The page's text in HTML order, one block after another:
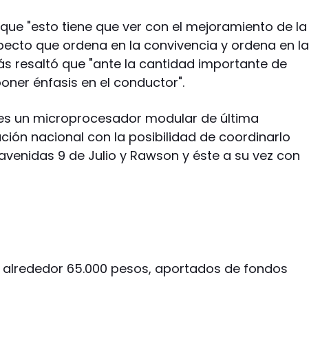
"esto tiene que ver con el mejoramiento de la
que ordena en la convivencia y ordena en la
resaltó que "ante la cantidad importante de
énfasis en el conductor".
un microprocesador modular de última
nacional con la posibilidad de coordinarlo
9 de Julio y Rawson y éste a su vez con
65.000 pesos, aportados de fondos